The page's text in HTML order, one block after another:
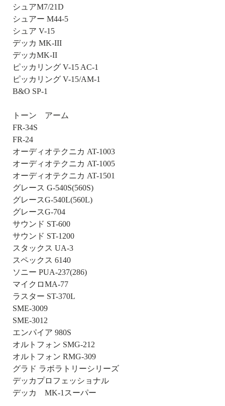
シュアM7/21D
シュアー M44-5
シュア V-15
デッカ MK-III
デッカMK-II
ピッカリング V-15 AC-1
ピッカリング V-15/AM-1
B&O SP-1
トーン アーム
FR-34S
FR-24
オーディオテクニカ AT-1003
オーディオテクニカ AT-1005
オーディオテクニカ AT-1501
グレース G-540S(560S)
グレースG-540L(560L)
グレースG-704
サウンド ST-600
サウンド ST-1200
スタックス UA-3
スペックス 6140
ソニー PUA-237(286)
マイクロMA-77
ラスター ST-370L
SME-3009
SME-3012
エンパイア 980S
オルトフォン SMG-212
オルトフォン RMG-309
グラド ラボラトリーシリーズ
デッカプロフェッショナル
デッカ MK-1スーパー